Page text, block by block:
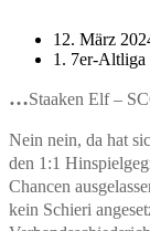
12. März
1. 7er-Altliga
…Staaken Elf –
Nein nein, da hat
den 1:1
Chancen
kein Schieri